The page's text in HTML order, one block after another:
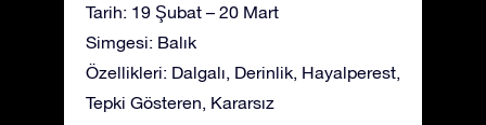
Tarih: 19 Şubat – 20 Mart
Simgesi: Balık
Özellikleri: Dalgalı, Derinlik, Hayalperest,
Tepki Gösteren, Kararsız